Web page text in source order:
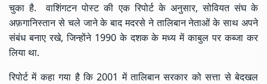
चुका है. वाशिंगटन पोस्ट की एक रिपोर्ट के अनुसार, सोवियत संघ के
अफ़गानिस्तान से चले जाने के बाद मदरसे ने तालिबान नेताओं के साथ अपने
संबंध बनाए रखे, जिन्होंने 1990 के दशक के मध्य में काबुल पर कब्जा कर
लिया था.
रिपोर्ट में कहा गया है कि 2001 में तालिबान सरकार को सत्ता से बेदखल